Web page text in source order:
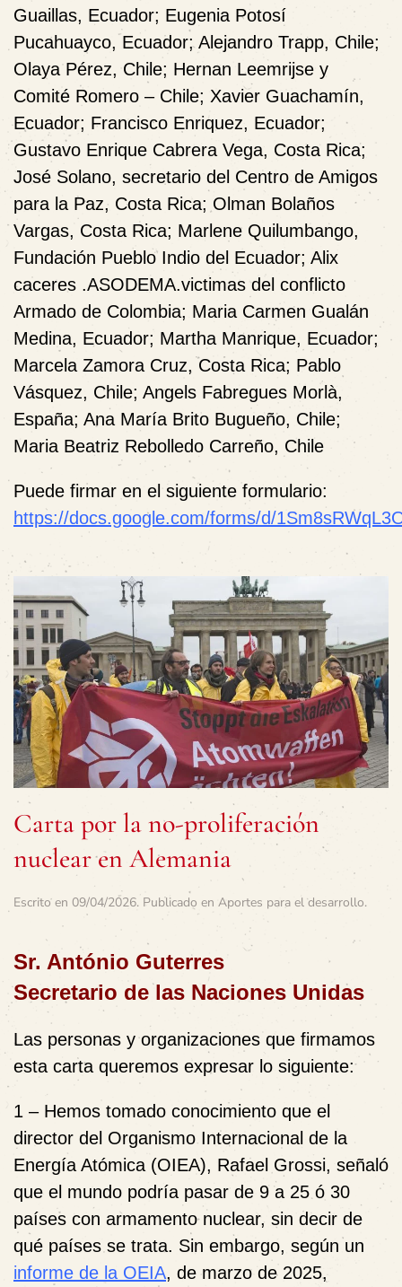
Guaillas, Ecuador; Eugenia Potosí
Pucahuayco, Ecuador; Alejandro Trapp, Chile;
Olaya Pérez, Chile; Hernan Leemrijse y
Comité Romero – Chile; Xavier Guachamín,
Ecuador; Francisco Enriquez, Ecuador;
Gustavo Enrique Cabrera Vega, Costa Rica;
José Solano, secretario del Centro de Amigos
para la Paz, Costa Rica; Olman Bolaños
Vargas, Costa Rica; Marlene Quilumbango,
Fundación Pueblo Indio del Ecuador; Alix
caceres .ASODEMA.victimas del conflicto
Armado de Colombia; Maria Carmen Gualán
Medina, Ecuador; Martha Manrique, Ecuador;
Marcela Zamora Cruz, Costa Rica; Pablo
Vásquez, Chile; Angels Fabregues Morlà,
España; Ana María Brito Bugueño, Chile;
Maria Beatriz Rebolledo Carreño, Chile
Puede firmar en el siguiente formulario:
https://docs.google.com/forms/d/
Carta por la no-proliferación
nuclear en Alemania
Escrito en 09/04/2026. Publicado en Aportes para el desarrollo.
Sr. António Guterres
Secretario de las Naciones Unidas
Las personas y organizaciones que firmamos
esta carta queremos expresar lo siguiente:
1 – Hemos tomado conocimiento que el
director del Organismo Internacional de la
Energía Atómica (OIEA), Rafael Grossi, señaló
que el mundo podría pasar de 9 a 25 ó 30
países con armamento nuclear, sin decir de
qué países se trata. Sin embargo, según un
informe de la OEIA, de marzo de 2025,